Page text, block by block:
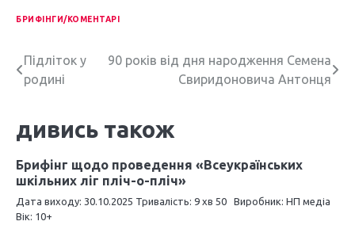
БРИФІНГИ/КОМЕНТАРІ
Н
а
в
і
г
а
Підліток у
родині
90 років від дня народження Семена
Свиридоновича Антонця
дивись також
Брифінг щодо проведення «Всеукраїнських
шкільних ліг пліч-о-пліч»
Дата виходу: 30.10.2025 Тривалість: 9 хв 50 Виробник: НП медіа
Вік: 10+